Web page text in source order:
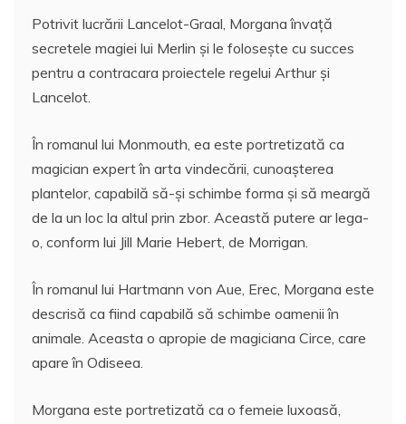
Potrivit lucrării Lancelot-Graal, Morgana învață
secretele magiei lui Merlin și le folosește cu succes
pentru a contracara proiectele regelui Arthur și
Lancelot.
În romanul lui Monmouth, ea este portretizată ca
magician expert în arta vindecării, cunoașterea
plantelor, capabilă să-și schimbe forma și să meargă
de la un loc la altul prin zbor. Această putere ar lega-
o, conform lui Jill Marie Hebert, de Morrigan.
În romanul lui Hartmann von Aue, Erec, Morgana este
descrisă ca fiind capabilă să schimbe oamenii în
animale. Aceasta o apropie de magiciana Circe, care
apare în Odiseea.
Morgana este portretizată ca o femeie luxoasă,